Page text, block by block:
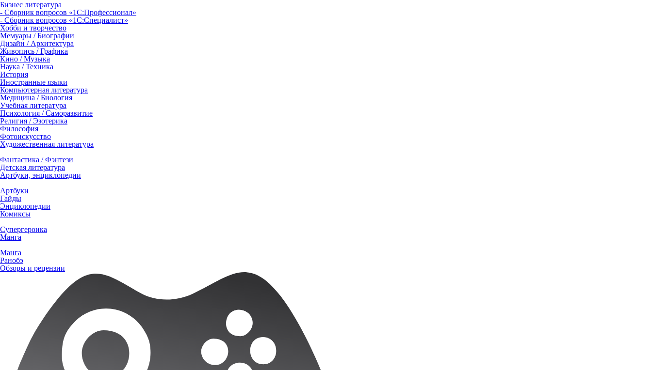
Бизнес литература
- Сборник вопросов «1С:Профессионал»
- Сборник вопросов «1С:Специалист»
Хобби и творчество
Мемуары / Биографии
Дизайн / Архитектура
Живопись / Графика
Кино / Музыка
Наука / Техника
История
Иностранные языки
Компьютерная литература
Медицина / Биология
Учебная литература
Психология / Саморазвитие
Религия / Эзотерика
Философия
Фотоискусство
Художественная литература
Фантастика / Фэнтези
Детская литература
Артбуки, энциклопедии
Артбуки
Гайды
Энциклопедии
Комиксы
Супергероика
Манга
Манга
Ранобэ
Обзоры и рецензии